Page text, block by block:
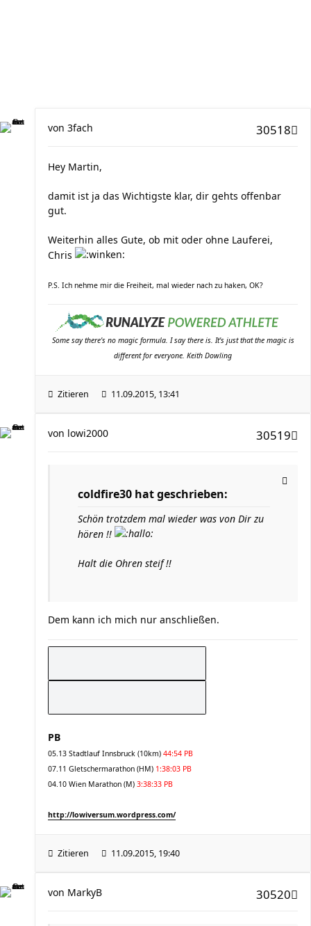
30518
von 3fach
Hey Martin,
damit ist ja das Wichtigste klar, dir gehts offenbar
gut.
Weiterhin alles Gute, ob mit oder ohne Lauferei,
Chris
P.S. Ich nehme mir die Freiheit, mal wieder nach zu haken, OK?
Some say there's no magic formula. I say there is. It's just that the magic is
different for everyone. Keith Dowling
Zitieren 11.09.2015, 13:41
30519
von lowi2000
coldfire30 hat geschrieben:
Schön trotzdem mal wieder was von Dir zu
hören !!
Halt die Ohren steif !!
Dem kann ich mich nur anschließen.
PB
05.13 Stadtlauf Innsbruck (10km) 44:54 PB
07.11 Gletschermarathon (HM) 1:38:03 PB
04.10 Wien Marathon (M) 3:38:33 PB
http://lowiversum.wordpress.com/
Zitieren 11.09.2015, 19:40
30520
von MarkyB